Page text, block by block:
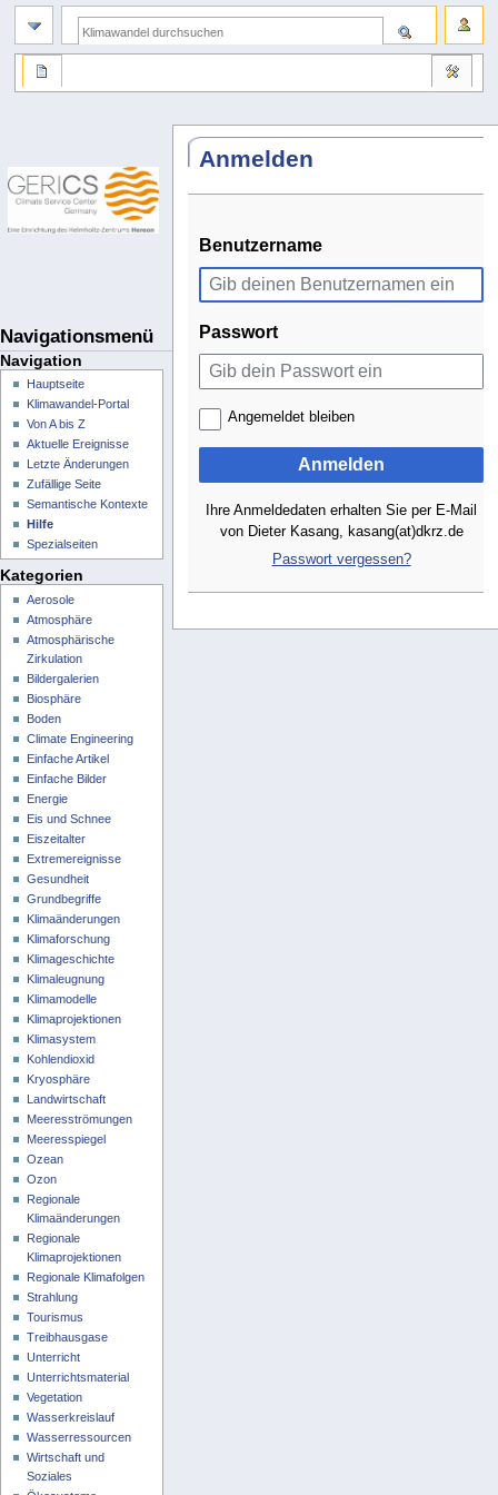
Anmelden
Benutzername
Passwort
Angemeldet bleiben
Anmelden
Ihre Anmeldedaten erhalten Sie per E-Mail
von Dieter Kasang, kasang(at)dkrz.de
Passwort vergessen?
Navigationsmenü
Navigation
Hauptseite
Klimawandel-Portal
Von A bis Z
Aktuelle Ereignisse
Letzte Änderungen
Zufällige Seite
Semantische Kontexte
Hilfe
Spezialseiten
Kategorien
Aerosole
Atmosphäre
Atmosphärische
Zirkulation
Bildergalerien
Biosphäre
Boden
Climate Engineering
Einfache Artikel
Einfache Bilder
Energie
Eis und Schnee
Eiszeitalter
Extremereignisse
Gesundheit
Grundbegriffe
Klimaänderungen
Klimaforschung
Klimageschichte
Klimaleugnung
Klimamodelle
Klimaprojektionen
Klimasystem
Kohlendioxid
Kryosphäre
Landwirtschaft
Meeresströmungen
Meeresspiegel
Ozean
Ozon
Regionale
Klimaänderungen
Regionale
Klimaprojektionen
Regionale Klimafolgen
Strahlung
Tourismus
Treibhausgase
Unterricht
Unterrichtsmaterial
Vegetation
Wasserkreislauf
Wasserressourcen
Wirtschaft und
Soziales